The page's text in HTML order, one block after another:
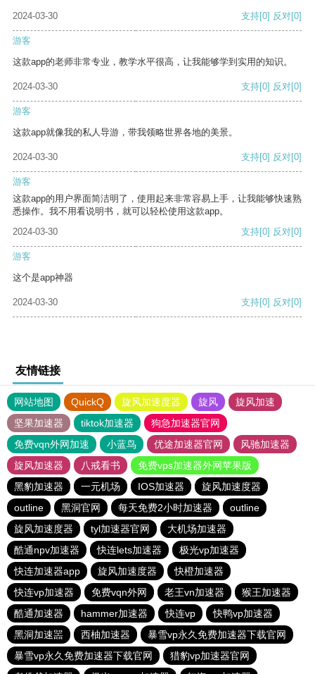
2024-03-30 支持[0] 反对[0]
游客
这款app的老师非常专业，教学水平很高，让我能够学到实用的知识。
2024-03-30 支持[0] 反对[0]
游客
这款app就像我的私人导游，带我领略世界各地的美景。
2024-03-30 支持[0] 反对[0]
游客
这款app的用户界面简洁明了，使用起来非常容易上手，让我能够快速熟
悉操作。我不用看说明书，就可以轻松使用这款app。
2024-03-30
支持[0] 反对[0]
游客
这个是app神器
2024-03-30 支持[0] 反对[0]
友情链接
网站地图 QuickQ 旋风加速度器 旋风
旋风加速
坚果加速器
tiktok加速器
狗急加速器官网
免费vqn外网加速
小蓝鸟 优途加速器官网
风驰加速器
旋风加速器
八戒看书
免费vps加速器外网苹果版
黑豹加速器
一元机场 IOS加速器
旋风加速度器
outline
黑洞官网 每天免费2小时加速器
outline
旋风加速度器
tyl加速器官网
大机场加速器
酷通npv加速器
快连lets加速器
极光vp加速器
快连加速器app
旋风加速度器
快橙加速器
快连vp加速器
免费vqn外网 老王vn加速器
猴王加速器
酷通加速器
hammer加速器 快连vp
快鸭vp加速器
黑洞加速噐
西柚加速器
暴雪vp永久免费加速器下载官网
暴雪vp永久免费加速器下载官网
猎豹vp加速器官网